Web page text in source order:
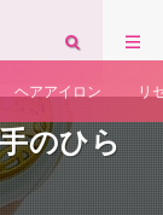
ヘアアイロン リ
のひら